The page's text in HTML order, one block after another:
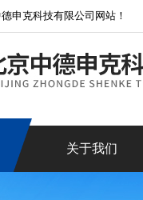
申克科技有限公司网站！
关于我们